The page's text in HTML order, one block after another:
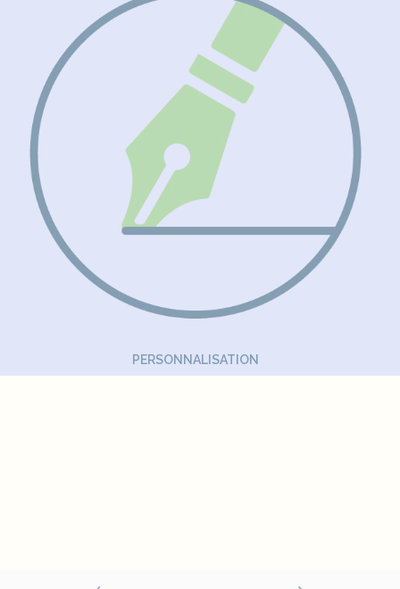
PERSONNALISATION